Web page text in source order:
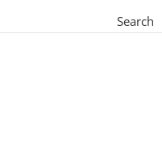
Search